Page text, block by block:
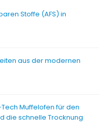
Stoffe (AFS) in
aus der modernen
Tech Muffelofen für den
die schnelle Trocknung